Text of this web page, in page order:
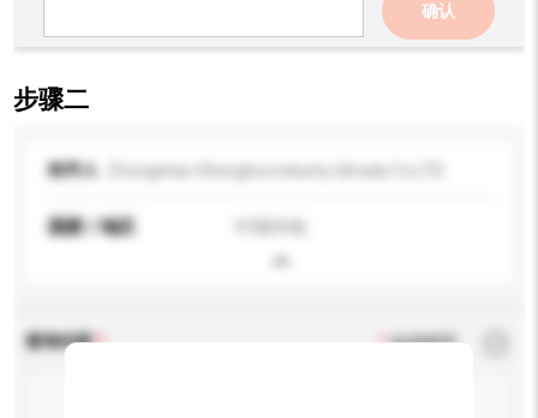
确认
步骤二
收件人
国家 / 地区
查询内容 *必须填写